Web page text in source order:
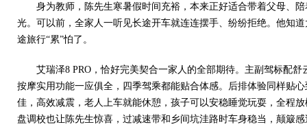
身为教师，陈先生寒暑假时间充裕，本来正好适合带着父母、
光。可以前，全家人一听见长途开车就连连摆手、纷纷拒绝。他知
途旅行“累”怕了。
艾瑞泽8 PRO，恰好完美契合一家人的全部期待。主副驾标配
按摩实用功能一应俱全，四季驾乘都能贴合体感。后排体验同样贴
佳，高效减震，老人上车就能休憩，孩子可以安稳睡觉玩耍，全程
盘调校也让陈先生惊喜，过减速带和乡间坑洼路时车身稳当，颠簸